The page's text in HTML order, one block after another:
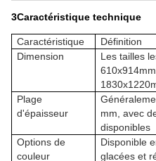
3Caractéristique technique
Caractéristique
Définition
Dimension
Les tailles
Plage
d'épaisseur
mm, avec
disponibles
Options de
couleur
Disponible
glacées et